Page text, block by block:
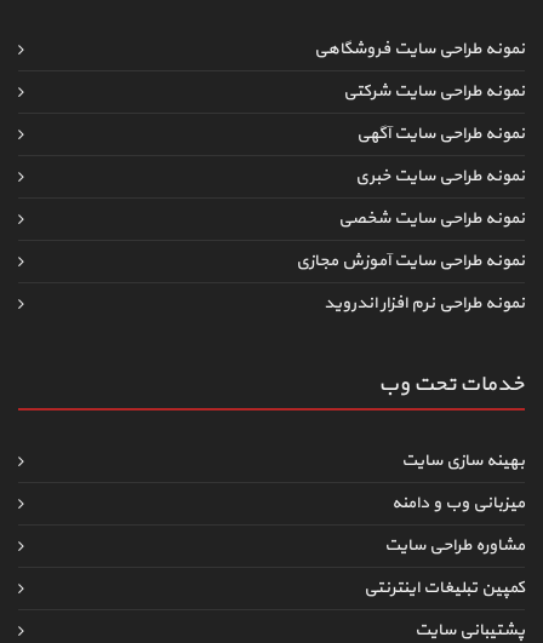
نمونه طراحی سایت فروشگاهی
نمونه طراحی سایت شرکتی
نمونه طراحی سایت آگهی
نمونه طراحی سایت خبری
نمونه طراحی سایت شخصی
نمونه طراحی سایت آموزش مجازی
نمونه طراحی نرم افزار اندروید
خدمات تحت وب
بهینه سازی سایت
میزبانی وب و دامنه
مشاوره طراحی سایت
کمپین تبلیغات اینترنتی
پشتیبانی سایت